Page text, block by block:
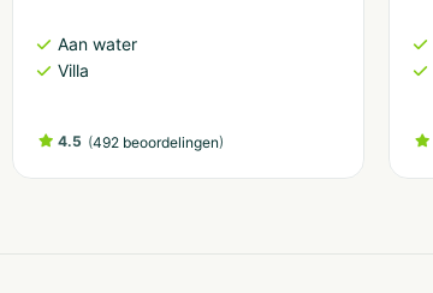
Aan water
Villa
4.5 (492 beoordelingen)